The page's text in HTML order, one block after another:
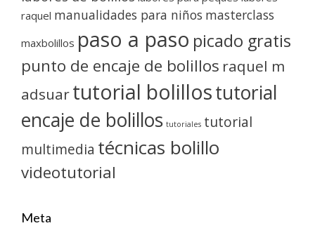
raquel manualidades para niños masterclass
maxbolillos paso a paso picado gratis
punto de encaje de bolillos raquel m
adsuartutorial bolillostutorial
encaje de bolillos tutoriales tutorial
multimedia técnicas bolillo
videotutorial
Meta